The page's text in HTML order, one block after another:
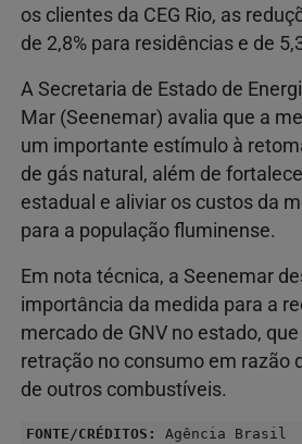
os clientes da CEG Rio, as
de 2,8% para residências e de
A Secretaria de Estado de
Mar (Seenemar) avalia que a
um importante estímulo à
de gás natural, além de
estadual e aliviar os custos da
para a população fluminense.
Em nota técnica, a Seenemar
importância da medida para a
mercado de GNV no estado,
retração no consumo em razão
de outros combustíveis.
FONTE/CRÉDITOS: Agência Brasil